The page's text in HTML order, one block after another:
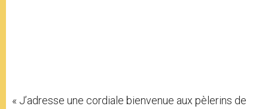
« J’adresse une cordiale bienvenue aux pèlerins de